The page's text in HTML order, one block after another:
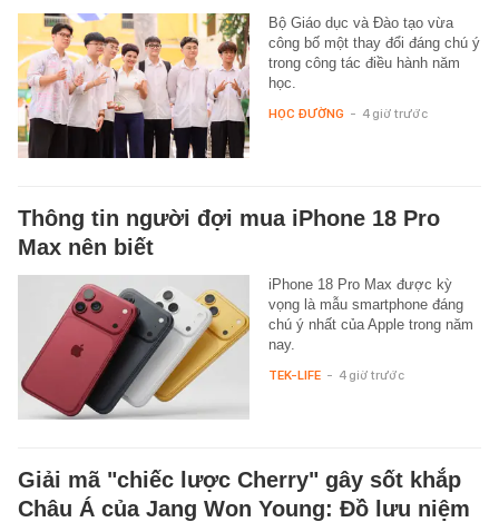
Bộ Giáo dục và Đào tạo vừa
công bố một thay đổi đáng chú ý
trong công tác điều hành năm
học.
HỌC ĐƯỜNG - 4 giờ trước
Thông tin người đợi mua iPhone 18 Pro
Max nên biết
iPhone 18 Pro Max được kỳ
vọng là mẫu smartphone đáng
chú ý nhất của Apple trong năm
nay.
TEK-LIFE - 4 giờ trước
Giải mã "chiếc lược Cherry" gây sốt khắp
Châu Á của Jang Won Young: Đồ lưu niệm